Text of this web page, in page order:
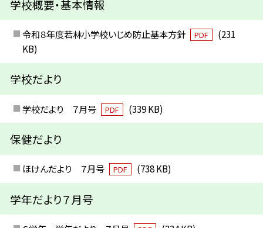
学校概要・基本情報
令和８年度若林小学校いじめ防止基本方針 PDF
(231
KB)
学校だより
学校だより ７月号 PDF (339 KB)
保健だより
ほけんだより ７月号 PDF (738 KB)
学年だより７月号